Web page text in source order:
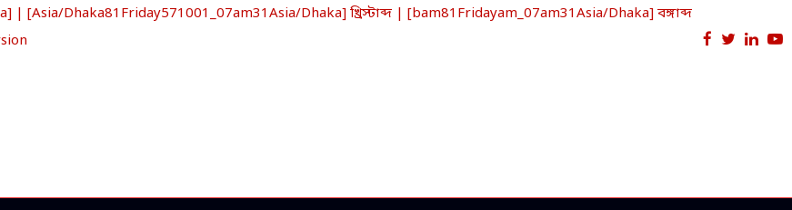
[Asia/Dhaka81Friday571001_07am31Asia/Dhaka] খ্রিস্টাব্দ | [bam81Fridayam_07am31Asia/Dhaka] বঙ্গাব্দ
Facebook
Twitter